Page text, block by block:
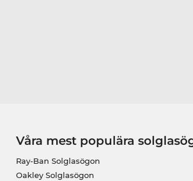
Våra mest populära
Ray-Ban Solglasögon
Oakley Solglasögon